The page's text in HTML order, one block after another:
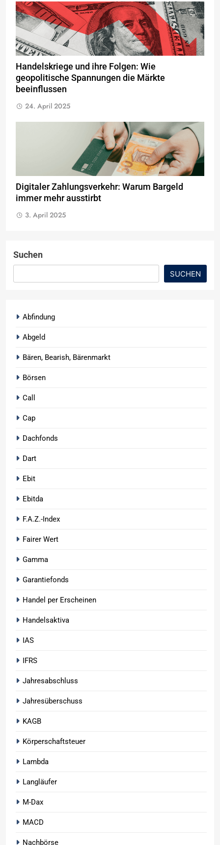
Handelskriege und ihre Folgen: Wie
geopolitische Spannungen die Märkte
beeinflussen
24. April 2025
Digitaler Zahlungsverkehr: Warum Bargeld
immer mehr ausstirbt
3. April 2025
Suchen
SUCHEN
Abfindung
Abgeld
Bären, Bearish, Bärenmarkt
Börsen
Call
Cap
Dachfonds
Dart
Ebit
Ebitda
F.A.Z.-Index
Fairer Wert
Gamma
Garantiefonds
Handel per Erscheinen
Handelsaktiva
IAS
IFRS
Jahresabschluss
Jahresüberschuss
KAGB
Körperschaftsteuer
Lambda
Langläufer
M-Dax
MACD
Nachbörse